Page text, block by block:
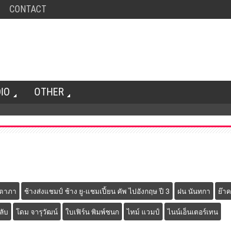
CONTACT
OTHER
าภา ช้างส่งแชมป์ ช้าง ยู-แชมเปี้ยน คัพ ไปอังกฤษ ปี 3 ฝน นันทกา ย๊าค
บ โดม จารุวัฒน์ ใบเฟิร์น พิมพ์ชนก ไทม์ แวมป์ ไนน์เอ็นเตอร์เทน